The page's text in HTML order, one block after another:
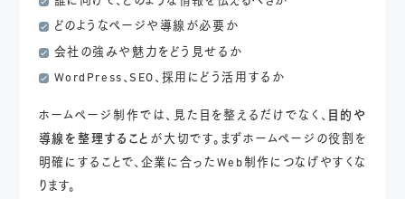
どのようなページや導線が必要か
会社の強みや魅力をどう見せるか
WordPress、SEO、採用にどう活用するか
ホームページ制作では、見た目を整えるだけでなく、 目的や
導線を整理すること が大切です。まずホームページの役割を
明確にすることで、企業に合ったWeb制作につなげやすくな
ります。